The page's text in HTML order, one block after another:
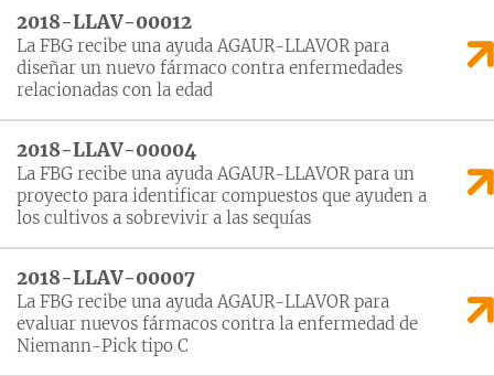
2018-LLAV-00012
La FBG recibe una ayuda AGAUR-LLAVOR para
diseñar un nuevo fármaco contra enfermedades
relacionadas con la edad
2018-LLAV-00004
La FBG recibe una ayuda AGAUR-LLAVOR para un
proyecto para identificar compuestos que ayuden a
los cultivos a sobrevivir a las sequías
2018-LLAV-00007
La FBG recibe una ayuda AGAUR-LLAVOR para
evaluar nuevos fármacos contra la enfermedad de
Niemann-Pick tipo C